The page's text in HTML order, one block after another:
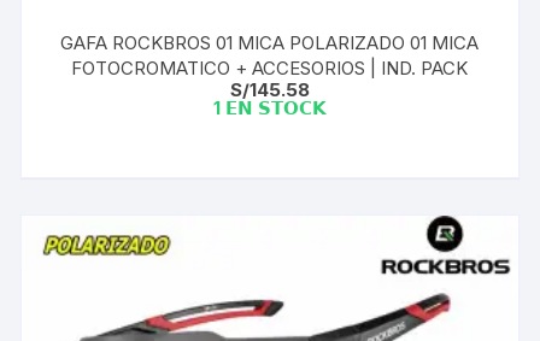
GAFA ROCKBROS 01 MICA POLARIZADO 01 MICA
FOTOCROMATICO + ACCESORIOS | IND. PACK
S/145.58
1 𝗘𝗡 𝗦𝗧𝗢𝗖𝗞